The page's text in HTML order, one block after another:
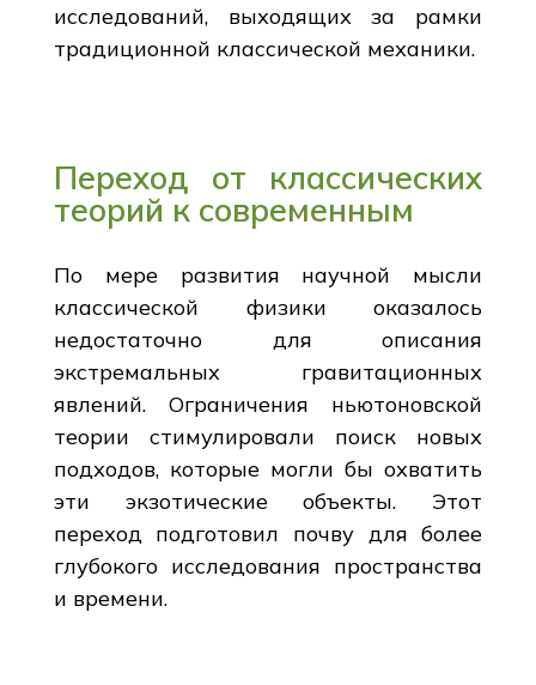
исследований, выходящих за рамки
традиционной классической механики.
Переход от классических
теорий к современным
По мере развития научной мысли
классической физики оказалось
недостаточно для описания
экстремальных гравитационных
явлений. Ограничения ньютоновской
теории стимулировали поиск новых
подходов, которые могли бы охватить
эти экзотические объекты. Этот
переход подготовил почву для более
глубокого исследования пространства
и времени.